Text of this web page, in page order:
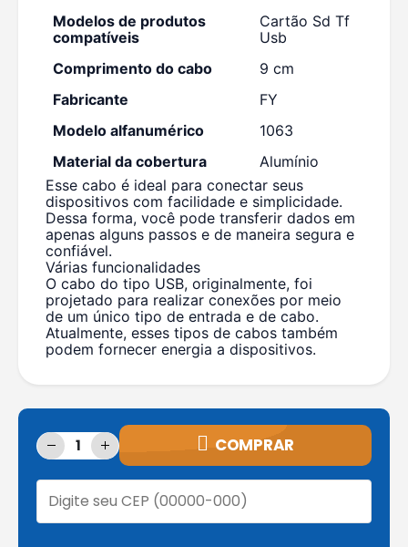
Modelos de produtos
compatíveis
Cartão Sd Tf
Usb
Comprimento do cabo
9 cm
Fabricante
FY
Modelo alfanumérico
1063
Material da cobertura
Alumínio
Esse cabo é ideal para conectar seus
dispositivos com facilidade e simplicidade.
Dessa forma, você pode transferir dados em
apenas alguns passos e de maneira segura e
confiável.
Várias funcionalidades
O cabo do tipo USB, originalmente, foi
projetado para realizar conexões por meio
de um único tipo de entrada e de cabo.
Atualmente, esses tipos de cabos também
podem fornecer energia a dispositivos.
COMPRAR